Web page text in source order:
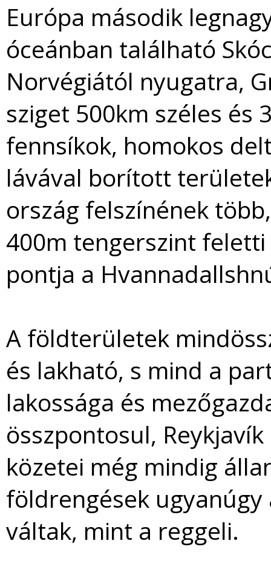
Európa második
óceánban található
Norvégiától nyugatra,
sziget 500km széles és
fennsíkok, homokos
lávával borított
ország felszínének
400m tengerszint
pontja a
A földterületek
és lakható, s mind a
lakossága és
összpontosul,
közetei még mindig
földrengések
váltak, mint a reggeli.